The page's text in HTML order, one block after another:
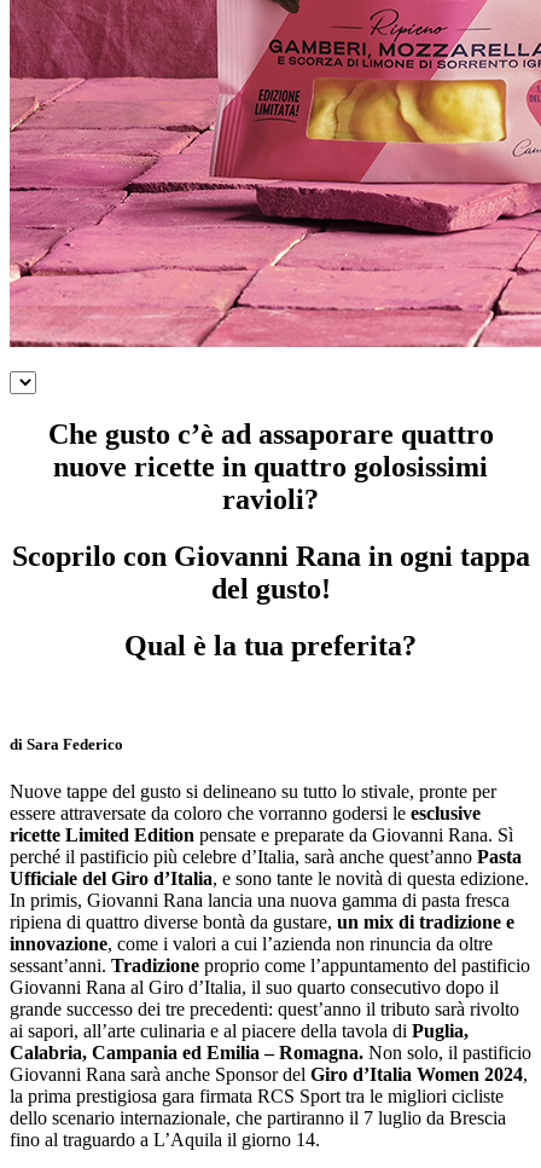
Che gusto c’è ad assaporare quattro
nuove ricette in quattro golosissimi
ravioli?
Scoprilo con Giovanni Rana in ogni tappa
del gusto!
Qual è la tua preferita?
di Sara Federico
Nuove tappe del gusto si delineano su tutto lo stivale, pronte per
essere attraversate da coloro che vorranno godersi le esclusive
ricette Limited Edition pensate e preparate da Giovanni Rana. Sì
perché il pastificio più celebre d’Italia, sarà anche quest’anno Pasta
Ufficiale del Giro d’Italia, e sono tante le novità di questa edizione.
In primis, Giovanni Rana lancia una nuova gamma di pasta fresca
ripiena di quattro diverse bontà da gustare, un mix di tradizione e
innovazione, come i valori a cui l’azienda non rinuncia da oltre
sessant’anni. Tradizione proprio come l’appuntamento del pastificio
Giovanni Rana al Giro d’Italia, il suo quarto consecutivo dopo il
grande successo dei tre precedenti: quest’anno il tributo sarà rivolto
ai sapori, all’arte culinaria e al piacere della tavola di Puglia,
Calabria, Campania ed Emilia – Romagna. Non solo, il pastificio
Giovanni Rana sarà anche Sponsor del Giro d’Italia Women 2024,
la prima prestigiosa gara firmata RCS Sport tra le migliori cicliste
dello scenario internazionale, che partiranno il 7 luglio da Brescia
fino al traguardo a L’Aquila il giorno 14.